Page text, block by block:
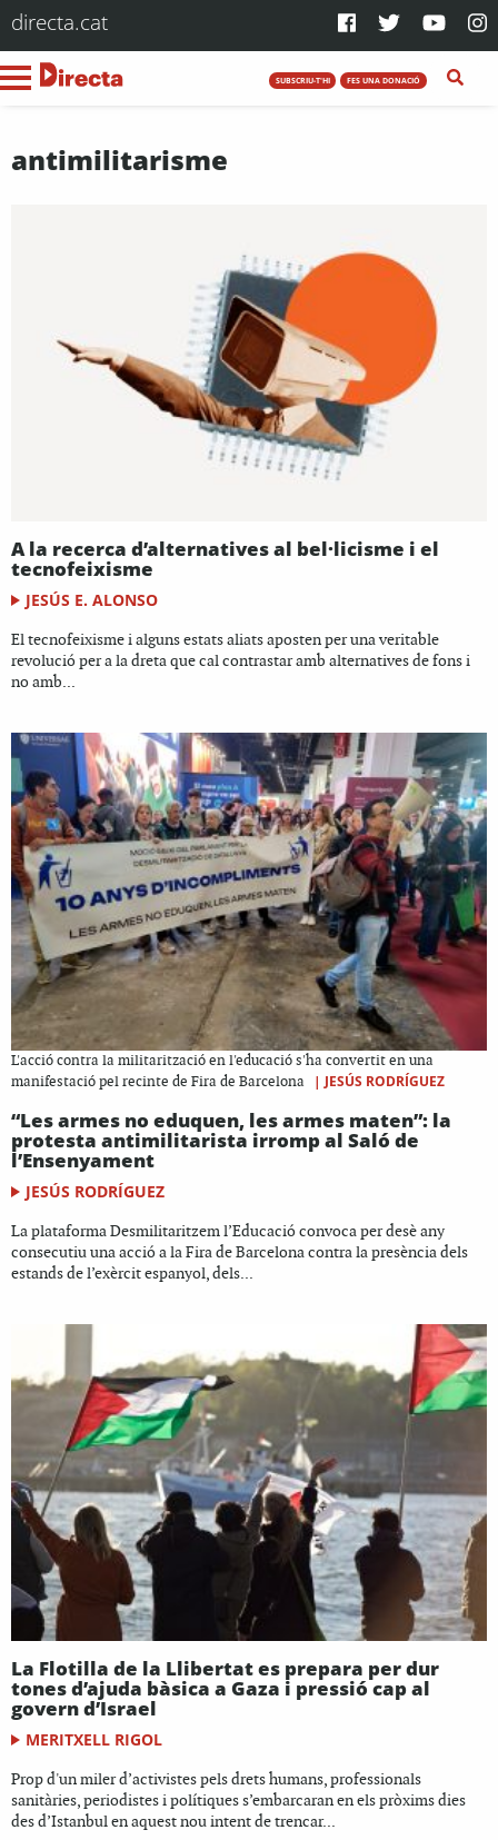
directa.cat
SUBSCRIU-T'HI FES UNA DONACIÓ
antimilitarisme
A la recerca d’alternatives al bel·licisme i el
tecnofeixisme
JESÚS E. ALONSO
El tecnofeixisme i alguns estats aliats aposten per una veritable
revolució per a la dreta que cal contrastar amb alternatives de fons i
no amb...
L'acció contra la militarització en l'educació s'ha convertit en una
manifestació pel recinte de Fira de Barcelona
| JESÚS RODRÍGUEZ
“Les armes no eduquen, les armes maten”: la
protesta antimilitarista irromp al Saló de
l’Ensenyament
JESÚS RODRÍGUEZ
La plataforma Desmilitaritzem l’Educació convoca per desè any
consecutiu una acció a la Fira de Barcelona contra la presència dels
estands de l’exèrcit espanyol, dels...
La Flotilla de la Llibertat es prepara per dur
tones d’ajuda bàsica a Gaza i pressió cap al
govern d’Israel
MERITXELL RIGOL
Prop d'un miler d’activistes pels drets humans, professionals
sanitàries, periodistes i polítiques s’embarcaran en els pròxims dies
des d’Istanbul en aquest nou intent de trencar...